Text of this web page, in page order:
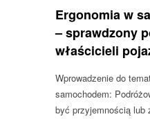
Ergonomia w
– sprawdzony
właścicieli
Wprowadzenie do
samochodem:
być przyjemnością lub